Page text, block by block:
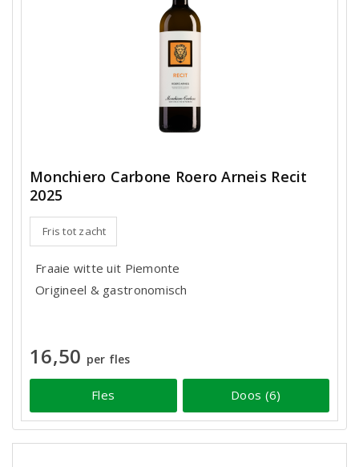
Monchiero Carbone Roero Arneis Recit
2025
Fris tot zacht
Fraaie witte uit Piemonte
Origineel & gastronomisch
16,50 per fles
Fles Doos (6)